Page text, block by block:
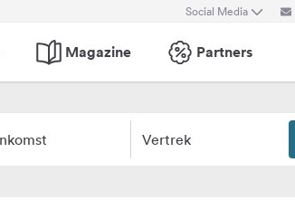
Social Media
Magazine Partners
Vertrek